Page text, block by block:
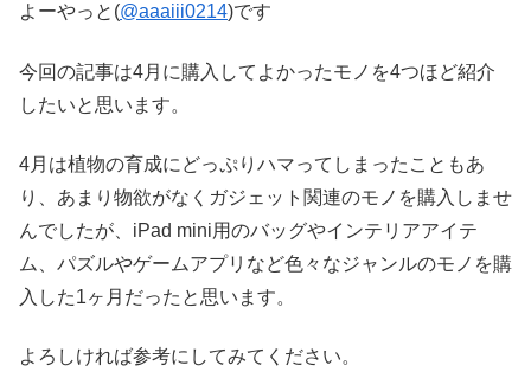
よーやっと(@aaaiii0214)です
今回の記事は4月に購入してよかったモノを4つほど紹介
したいと思います。
4月は植物の育成にどっぷりハマってしまったこともあ
り、あまり物欲がなくガジェット関連のモノを購入しませ
んでしたが、iPad mini用のバッグやインテリアアイテ
ム、パズルやゲームアプリなど色々なジャンルのモノを購
入した1ヶ月だったと思います。
よろしければ参考にしてみてください。